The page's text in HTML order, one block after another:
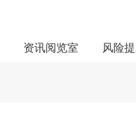
资讯阅览室 风险